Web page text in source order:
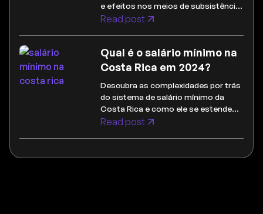
e efeitos nos meios de subsistência
e na economia.
Read post
Qual é o salário mínimo na
Costa Rica em 2024?
Descubra as complexidades por trás
do sistema de salário mínimo da
Costa Rica e como ele se estende
além de simples números.
Read post